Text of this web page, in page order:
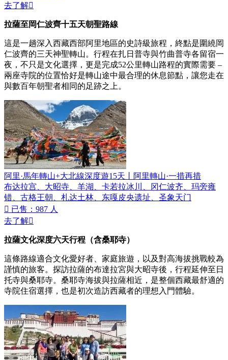
去了解
拉薩至岡仁波齊十五天朝聖路線
這是一趟深入西藏西部阿里地區的史詩級旅程，終點是圍繞岡
仁波齊的三天神聖轉山。行程在扎日普寺與竹曲普寺各留宿一
夜，不只是文化選擇，更是完成52公里轉山路程的實際需要 –
兩座寺院的位置恰好是轉山途中最合理的休息節點，讓您走在
與數百年朝聖者相同的足跡之上。
阿里·馬年轉山+大北線深度遊15天丨阿里轉山·一措再措
布达拉宫、大昭寺、羊湖、卡若拉冰川、冈仁波齐、玛旁雍
错、古格王朝、札达土林、东嘎皮央遗址、圣象天门
 已售：987 人
去了解
拉薩文化深度六天行程（含桑耶寺）
這條路線適合文化愛好者、家庭旅遊，以及對高海拔挑戰較為
謹慎的旅客。探訪拉薩的布達拉宮與大昭寺後，行程延伸至日
托寺與桑耶寺。桑耶寺海拔與拉薩相近，是整個西藏最舒適的
寺院住宿選擇，也是初次造訪西藏者的理想入門體驗。